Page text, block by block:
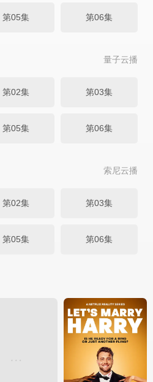
第05集 第06集
量子云播
第02集 第03集
第05集 第06集
索尼云播
第02集 第03集
第05集 第06集